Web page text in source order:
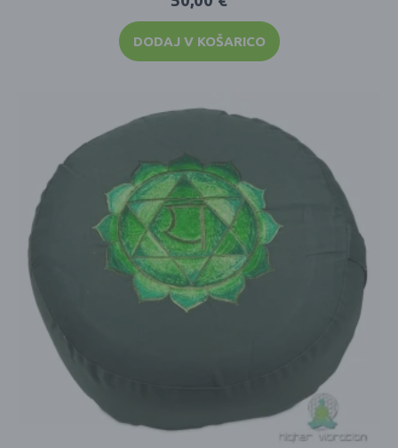
DODAJ V KOŠARICO